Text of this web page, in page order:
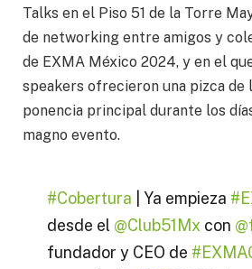
Talks en el Piso 51 de la Torre
de networking entre amigos y
de EXMA México 2024, y en el
speakers ofrecieron una pizca de
ponencia principal durante los
magno evento.
#Cobertura | Ya empieza
desde el @Club51Mxcon
fundador y CEO de